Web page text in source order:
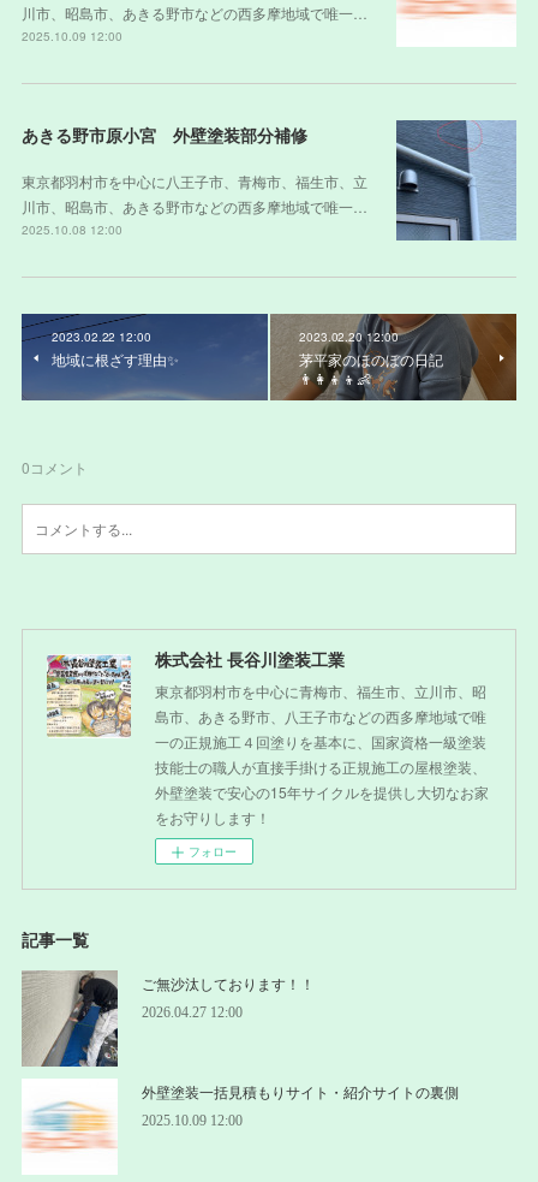
川市、昭島市、あきる野市などの西多摩地域で唯一…
2025.10.09 12:00
あきる野市原小宮 外壁塗装部分補修
東京都羽村市を中心に八王子市、青梅市、福生市、立
川市、昭島市、あきる野市などの西多摩地域で唯一…
2025.10.08 12:00
2023.02.22 12:00
地域に根ざす理由✨
2023.02.20 12:00
茅平家のほのぼの日記
👨‍👩‍👦‍👦👶
0コメント
株式会社 長谷川塗装工業
東京都羽村市を中心に青梅市、福生市、立川市、昭
島市、あきる野市、八王子市などの西多摩地域で唯
一の正規施工４回塗りを基本に、国家資格一級塗装
技能士の職人が直接手掛ける正規施工の屋根塗装、
外壁塗装で安心の15年サイクルを提供し大切なお家
をお守りします！
フォロー
記事一覧
ご無沙汰しております！！
2026.04.27 12:00
外壁塗装一括見積もりサイト・紹介サイトの裏側
2025.10.09 12:00